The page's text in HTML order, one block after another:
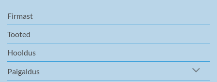
Firmast
Tooted
Hooldus
Paigaldus